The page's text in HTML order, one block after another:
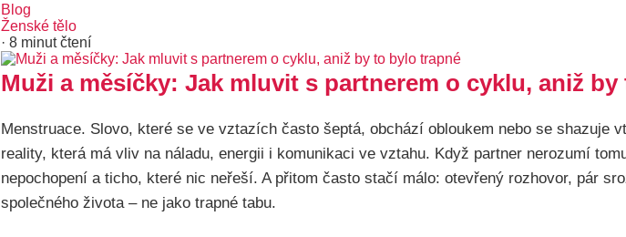
Blog
Ženské tělo
· 8 minut čtení
Muži a měsíčky: Jak mluvit s partnerem o cyklu, aniž
Menstruace. Slovo, které se ve vztazích často šeptá, obchází obloukem nebo se shazuje
reality, která má vliv na náladu, energii i komunikaci ve vztahu. Když partner nerozumí
nepochopení a ticho, které nic neřeší. A přitom často stačí málo: otevřený rozhovor, pár
společného života – ne jako trapné tabu.